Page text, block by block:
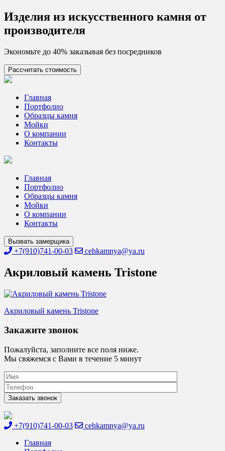
Skip
to
content
Изделия из искусcтвенного камня от
производителя
Экономьте до 40% заказывая без посредников
Рассчитать стоимость
Цех камня
Столешницы из искусственного камня
Главная
Портфолио
Образцы камня
Мойки
О компании
Контакты
Главная
Портфолио
Образцы камня
Мойки
О компании
Контакты
Вызвать замерщика
+7(910)741-00-03 cehkamnya@ya.ru
Акриловый камень Tristone
Навигация
по
Акриловый камень Tristone
Закажите звонок
Пожалуйста, заполните все поля ниже.
Мы свяжемся с Вами в течение 5 минут
+7(910)741-00-03
cehkamnya@ya.ru
Главная